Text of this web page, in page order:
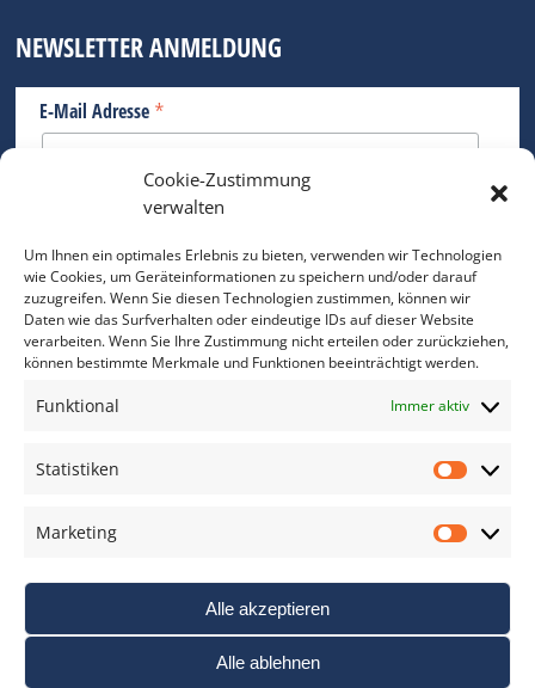
Cookie-Zustimmung
verwalten
Um Ihnen ein optimales Erlebnis zu bieten, verwenden wir Technologien
wie Cookies, um Geräteinformationen zu speichern und/oder darauf
zuzugreifen. Wenn Sie diesen Technologien zustimmen, können wir
Daten wie das Surfverhalten oder eindeutige IDs auf dieser Website
verarbeiten. Wenn Sie Ihre Zustimmung nicht erteilen oder zurückziehen,
können bestimmte Merkmale und Funktionen beeinträchtigt werden.
Funktional Immer aktiv
Statistiken
Marketing
Alle akzeptieren
Alle ablehnen
NEWSLETTER ANMELDUNG
E-Mail Adresse *
Bitte geben Sie Ihre E-Mail Adresse ein.
*